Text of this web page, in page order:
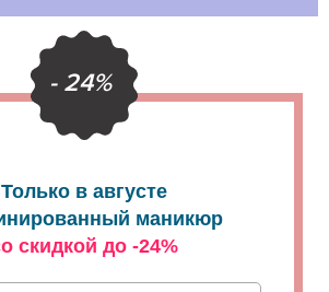
- 24%
Только в августе
маникюр
скидкой до -24%